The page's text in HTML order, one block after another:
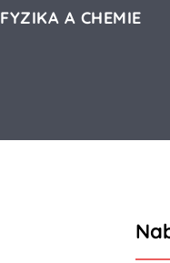
FYZIKA A CHEMIE